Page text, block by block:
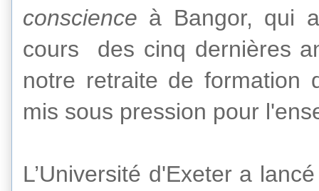
conscience à Bangor, qui
cours
des cinq dernières
notre retraite de formation
mis sous pression pour
L’Université d'Exeter a lancé